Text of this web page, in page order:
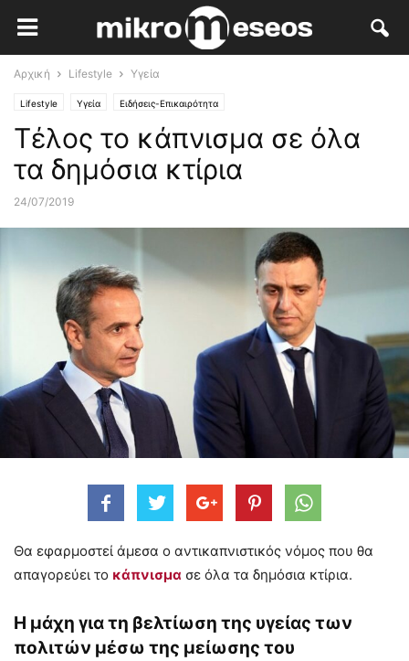
Αρχική Lifestyle Υγεία
Lifestyle Υγεία Ειδήσεις-Επικαιρότητα
Τέλος το κάπνισμα σε όλα
τα δημόσια κτίρια
24/07/2019
Θα εφαρμοστεί άμεσα ο αντικαπνιστικός νόμος που θα
απαγορεύει το κάπνισμα σε όλα τα δημόσια κτίρια.
Η μάχη για τη βελτίωση της υγείας των
πολιτών μέσω της μείωσης του